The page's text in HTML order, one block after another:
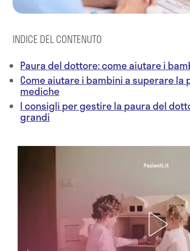
INDICE DEL CONTENUTO
Paura del dottore: come aiutare i
Come aiutare i bambini a superare la
mediche
I consigli per gestire la paura del
grandi